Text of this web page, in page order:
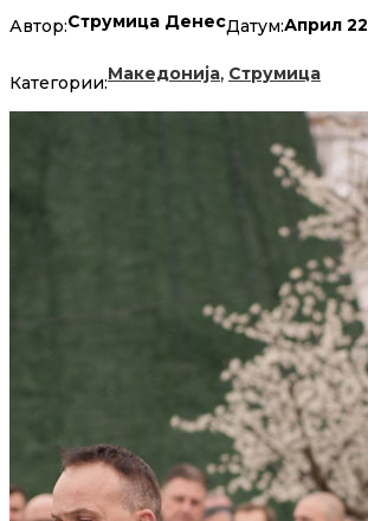
Автор:Струмица ДенесДатум:Април
Категории:Македонија, Струмица